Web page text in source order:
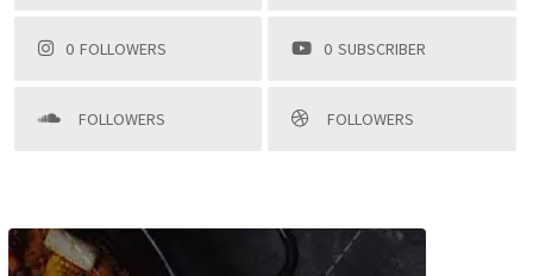
0 FOLLOWERS 0 SUBSCRIBER
FOLLOWERS FOLLOWERS